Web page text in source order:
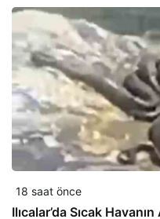
18 saat önce
Ilıcalar’da Sıcak